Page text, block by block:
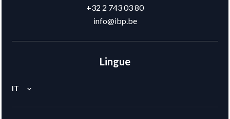
+32 2 743 03 80
info@ibp.be
Lingue
IT